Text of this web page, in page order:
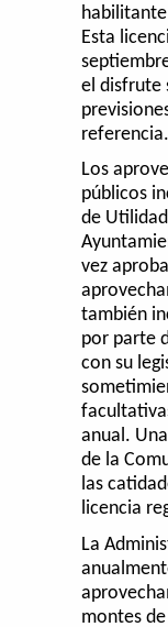
Esta
el disfrute
referencia.
Los
públicos
de
vez
también
por parte
con su
anual.
de la
las
licencia
La
montes